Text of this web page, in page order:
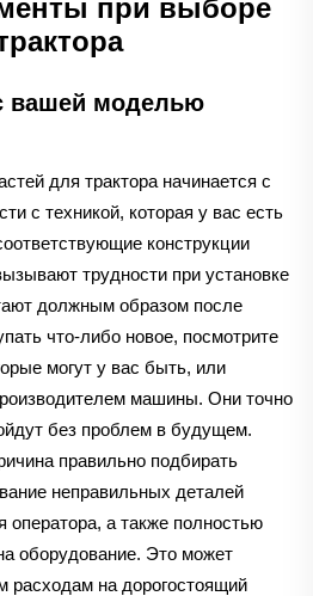
при выборе
вашей моделью
для трактора начинается с
с техникой, которая у вас есть
конструкции
трудности при установке
должным образом после
что-либо новое, посмотрите
могут у вас быть, или
машины. Они точно
без проблем в будущем.
правильно подбирать
неправильных деталей
а также полностью
оборудование. Это может
расходам на дорогостоящий